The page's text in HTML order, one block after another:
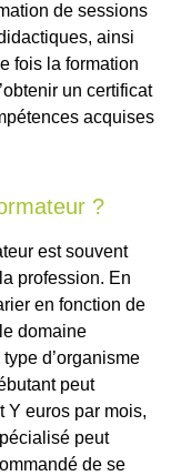
de sessions
ainsi
fois la formation
un certificat
acquises
?
est souvent
profession. En
en fonction de
domaine
d’organisme
peut
Y euros par mois,
peut
de se